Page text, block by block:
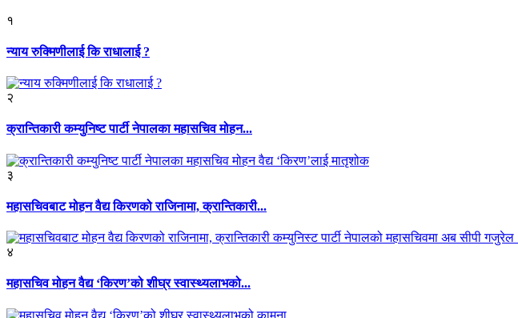
१
न्याय रुक्मिणीलाई कि राधालाई ?
२
क्रान्तिकारी कम्युनिष्ट पार्टी नेपालका महासचिव मोहन...
३
महासचिवबाट मोहन वैद्य किरणको राजिनामा, क्रान्तिकारी...
४
महासचिव मोहन वैद्य ‘किरण’को शीघ्र स्वास्थ्यलाभको...